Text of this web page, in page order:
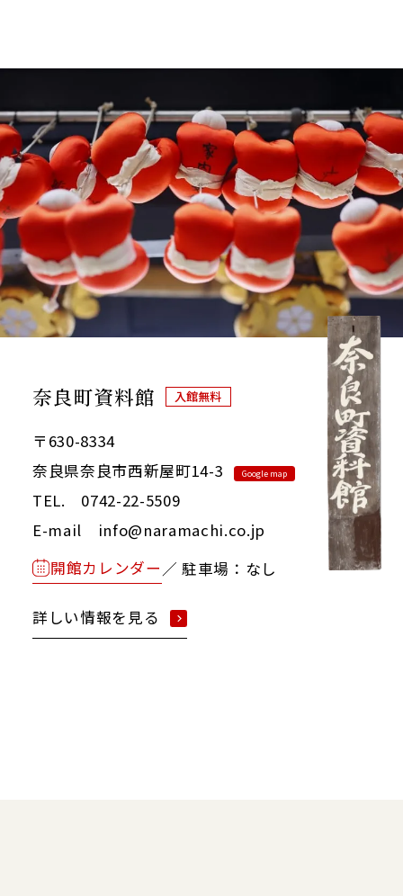
奈良町資料館 入館無料
〒630-8334
奈良県奈良市西新屋町14-3
Google map
TEL. 0742-22-5509
E-mail info@naramachi.co.jp
開館カレンダー／ 駐車場：なし
詳しい情報を見る